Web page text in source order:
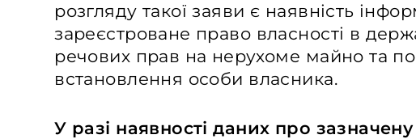
розгляду такої заяви є наявність
зареєстроване право власності в
речових прав на нерухоме майно та
встановлення особи власника.
У разі наявності даних про